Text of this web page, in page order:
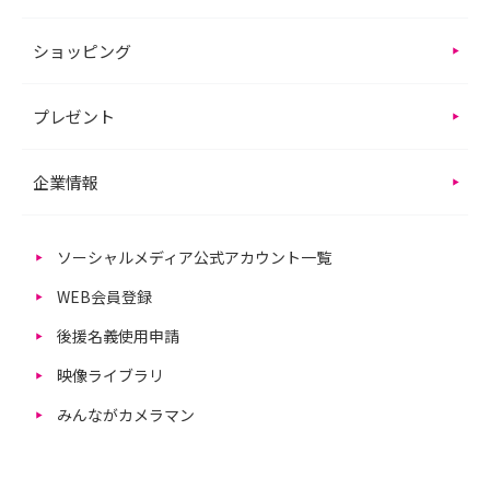
ショッピング
プレゼント
企業情報
ソーシャルメディア公式アカウント一覧
WEB会員登録
後援名義使用申請
映像ライブラリ
みんながカメラマン